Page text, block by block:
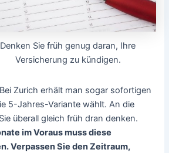
Denken Sie früh genug daran, Ihre
Versicherung zu kündigen.
Bei Zurich erhält man sogar sofortigen
5-Jahres-Variante wählt. An die
überall gleich früh dran denken.
im Voraus muss diese
Verpassen Sie den Zeitraum,